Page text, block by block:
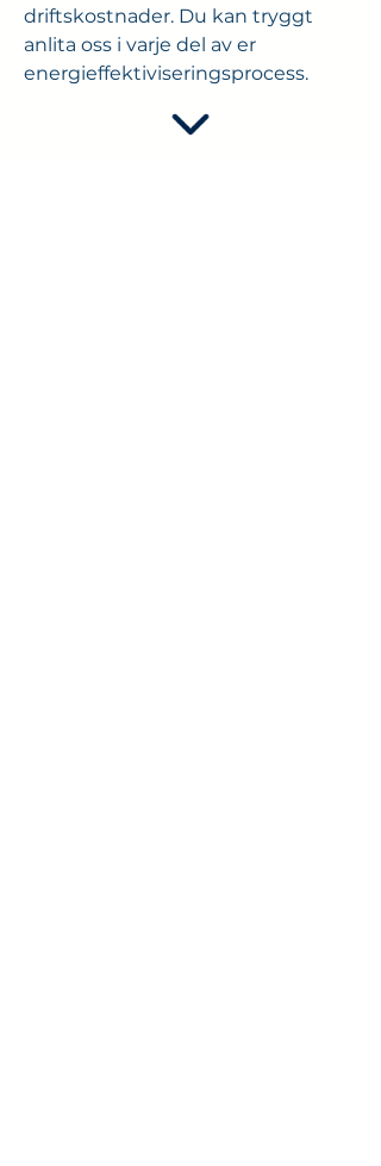
driftskostnader. Du kan tryggt
anlita oss i varje del av er
energieffektiviseringsprocess.